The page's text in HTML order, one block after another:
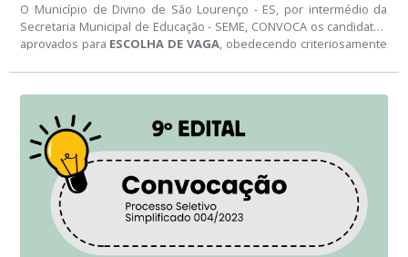
O Município de Divino de São Lourenço - ES, por intermédio da
Secretaria Municipal de Educação - SEME, CONVOCA os candidatos
aprovados para ESCOLHA DE VAGA, obedecendo criteriosamente